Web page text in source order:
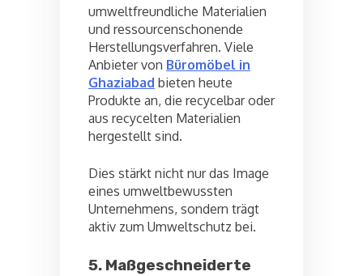
umweltfreundliche Materialien
und ressourcenschonende
Herstellungsverfahren. Viele
Anbieter von Büromöbel in
Ghaziabad bieten heute
Produkte an, die recycelbar oder
aus recycelten Materialien
hergestellt sind.
Dies stärkt nicht nur das Image
eines umweltbewussten
Unternehmens, sondern trägt
aktiv zum Umweltschutz bei.
5. Maßgeschneiderte